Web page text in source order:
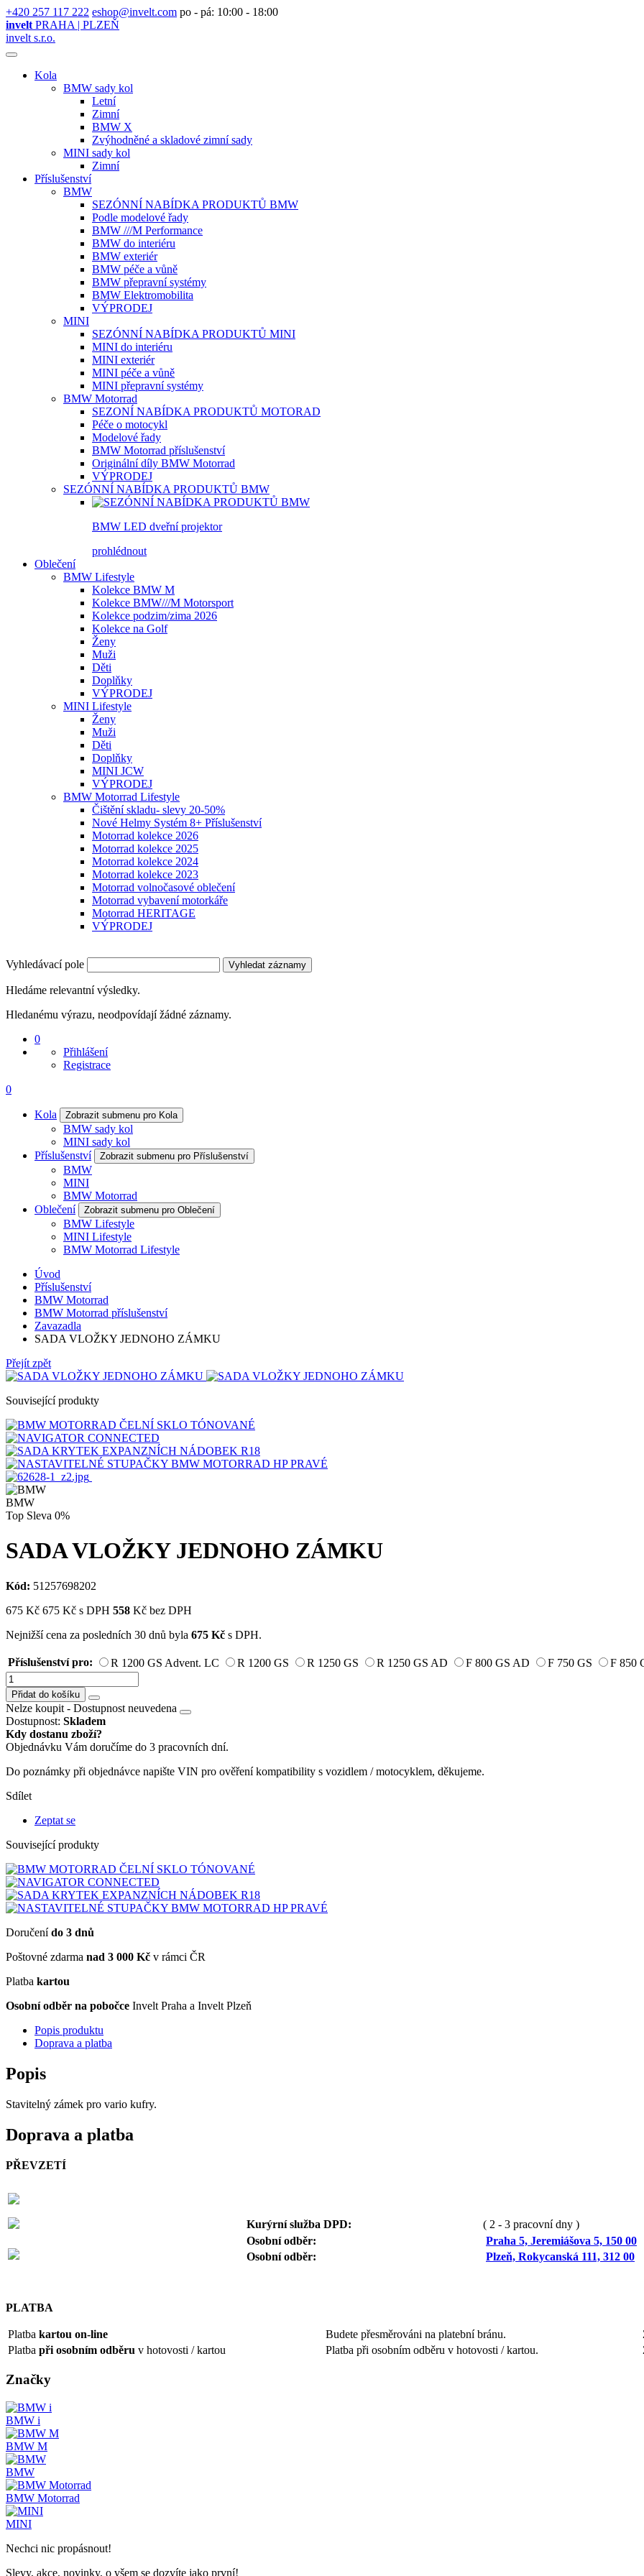
+420 257 117 222 eshop@invelt.com po - pá: 10:00 - 18:00
invelt PRAHA | PLZEŇ
invelt s.r.o.
Kola
BMW sady kol
Letní
Zimní
BMW X
Zvýhodněné a skladové zimní sady
MINI sady kol
Zimní
Příslušenství
BMW
SEZÓNNÍ NABÍDKA PRODUKTŮ BMW
Podle modelové řady
BMW ///M Performance
BMW do interiéru
BMW exteriér
BMW péče a vůně
BMW přepravní systémy
BMW Elektromobilita
VÝPRODEJ
MINI
SEZÓNNÍ NABÍDKA PRODUKTŮ MINI
MINI do interiéru
MINI exteriér
MINI péče a vůně
MINI přepravní systémy
BMW Motorrad
SEZONÍ NABÍDKA PRODUKTŮ MOTORAD
Péče o motocykl
Modelové řady
BMW Motorrad příslušenství
Originální díly BMW Motorrad
VÝPRODEJ
SEZÓNNÍ NABÍDKA PRODUKTŮ BMW
BMW LED dveřní projektor
prohlédnout
Oblečení
BMW Lifestyle
Kolekce BMW M
Kolekce BMW///M Motorsport
Kolekce podzim/zima 2026
Kolekce na Golf
Ženy
Muži
Děti
Doplňky
VÝPRODEJ
MINI Lifestyle
Ženy
Muži
Děti
Doplňky
MINI JCW
VÝPRODEJ
BMW Motorrad Lifestyle
Čištění skladu- slevy 20-50%
Nové Helmy Systém 8+ Příslušenství
Motorrad kolekce 2026
Motorrad kolekce 2025
Motorrad kolekce 2024
Motorrad kolekce 2023
Motorrad volnočasové oblečení
Motorrad vybavení motorkáře
Motorrad HERITAGE
VÝPRODEJ
Vyhledávací pole Vyhledat záznamy
Hledáme relevantní výsledky.
Hledanému výrazu, neodpovídají žádné záznamy.
0
Přihlášení
Registrace
0
Kola Zobrazit submenu pro Kola
BMW sady kol
MINI sady kol
Příslušenství
Zobrazit submenu pro Příslušenství
BMW
MINI
BMW Motorrad
Oblečení
Zobrazit submenu pro Oblečení
BMW Lifestyle
MINI Lifestyle
BMW Motorrad Lifestyle
Úvod
Příslušenství
BMW Motorrad
BMW Motorrad příslušenství
Zavazadla
SADA VLOŽKY JEDNOHO ZÁMKU
Přejít zpět
Související produkty
BMW
Top Sleva 0%
SADA VLOŽKY JEDNOHO ZÁMKU
Kód: 51257698202
675 Kč 675 Kč s DPH 558 Kč bez DPH
Nejnižší cena za posledních 30 dnů byla 675 Kč s DPH.
Příslušenství pro: R 1200 GS Advent. LC R 1200 GS R 1250 GS R 1250 GS AD F 800 GS AD F 750 GS F 850
Přidat do košíku
Nelze koupit - Dostupnost neuvedena
Dostupnost: Skladem
Kdy dostanu zboží?
Objednávku Vám doručíme do 3 pracovních dní.
Do poznámky při objednávce napište VIN pro ověření kompatibility s vozidlem / motocyklem, děkujeme.
Sdílet
Zeptat se
Související produkty
Doručenído 3 dnů
Poštovné zdarma nad 3 000 Kč v rámci ČR
Platba kartou
Osobní odběr na pobočce Invelt Praha a Invelt Plzeň
Popis produktu
Doprava a platba
Popis
Stavitelný zámek pro vario kufry.
Doprava a platba
PŘEVZETÍ
Kurýrní služba DPD:
( 2 - 3 pracovní dny )
Osobní odběr:
Praha 5, Jeremiášova 5, 150 00
Osobní odběr: Plzeň, Rokycanská 111, 312 00
PLATBA
Platba kartou on-line Budete přesměrováni na platební bránu.
Platba při osobním odběru v hotovosti / kartou Platba při osobním odběru v hotovosti / kartou.
Značky
BMW i
BMW M
BMW
BMW Motorrad
MINI
Nechci nic propásnout!
Slevy, akce, novinky, o všem se dozvíte jako první!